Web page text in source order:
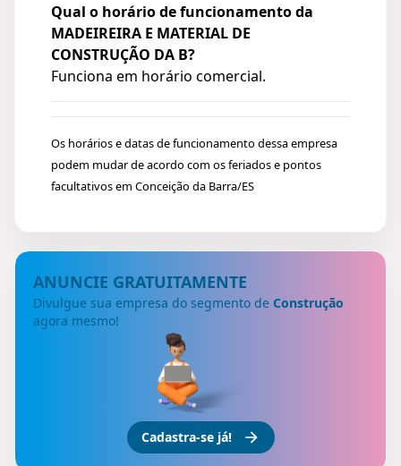
Qual o horário de funcionamento da
MADEIREIRA E MATERIAL DE
CONSTRUÇÃO DA B?
Funciona em horário comercial.
Os horários e datas de funcionamento dessa empresa
podem mudar de acordo com os feriados e pontos
facultativos em Conceição da Barra/ES
ANUNCIE GRATUITAMENTE
Divulgue sua empresa do segmento de Construção
agora mesmo!
Cadastra-se já!